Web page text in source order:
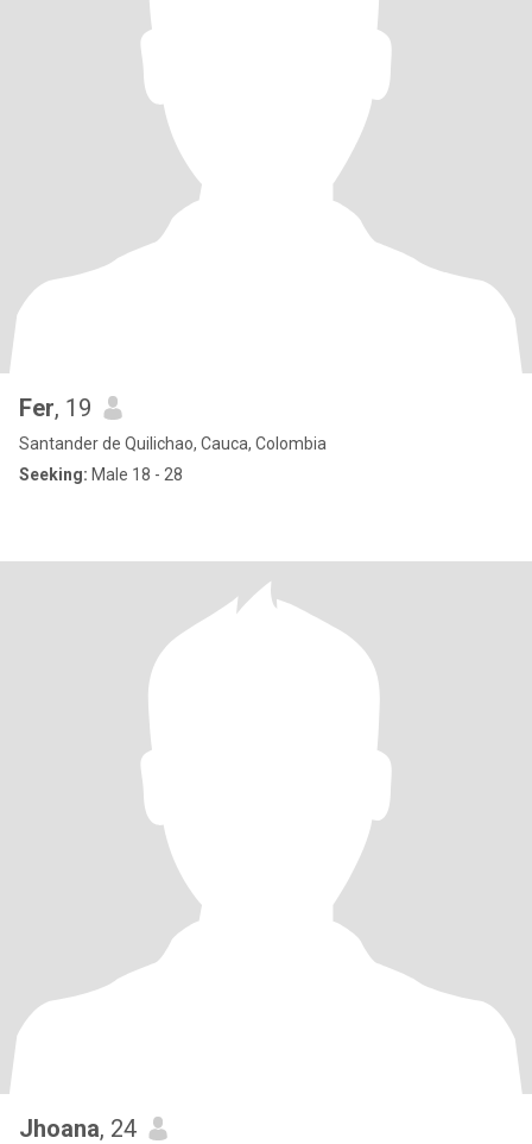
Fer, 19
Santander de Quilichao, Cauca, Colombia
Seeking: Male 18 - 28
Jhoana, 24